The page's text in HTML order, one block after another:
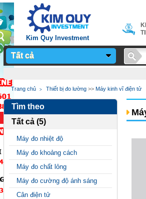
Kim Quy Investment
Tất cả
Notice : Undefined
variable: page_title in
/home/sieuthimay/domains/
on line 24
Trang chủ Thiết bị đo lường >> Máy kinh vĩ điện tử
Tìm theo
Tất cả (5)
Máy đo nhiệt độ
Máy đo khoảng cách
Máy đo chất lỏng
Máy đo cường độ ánh sáng
Cân điện tử